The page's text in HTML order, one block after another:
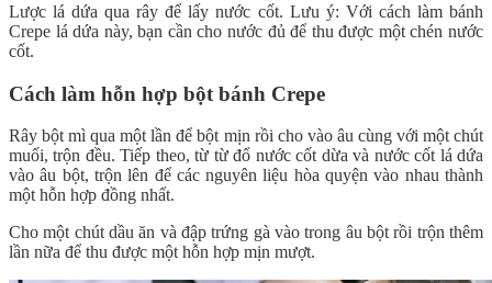
Lược lá dứa qua rây để lấy nước cốt. Lưu ý: Với cách làm bánh
Crepe lá dứa này, bạn cần cho nước đủ để thu được một chén nước
cốt.
Cách làm hỗn hợp bột bánh Crepe
Rây bột mì qua một lần để bột mịn rồi cho vào âu cùng với một chút
muối, trộn đều. Tiếp theo, từ từ đổ nước cốt dừa và nước cốt lá dứa
vào âu bột, trộn lên để các nguyên liệu hòa quyện vào nhau thành
một hỗn hợp đồng nhất.
Cho một chút dầu ăn và đập trứng gà vào trong âu bột rồi trộn thêm
lần nữa để thu được một hỗn hợp mịn mượt.